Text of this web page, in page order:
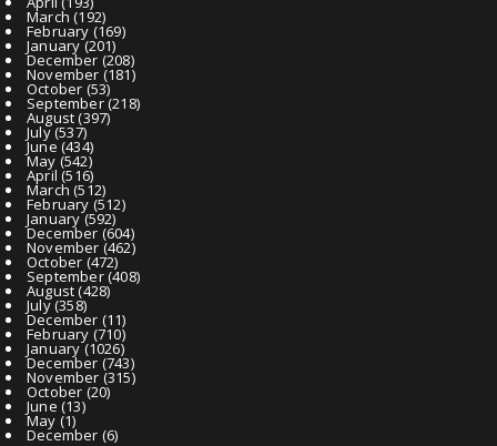
March (192)
February (169)
January(201)
December (208)
November (181)
October (53)
September(218)
August(397)
July(537)
June(434)
May (542)
April (516)
March (512)
February (512)
January(592)
December (604)
November (462)
October (472)
September(408)
August(428)
July(358)
December (11)
February (710)
January(1026)
December (743)
November (315)
October (20)
June (13)
May (1)
December (6)